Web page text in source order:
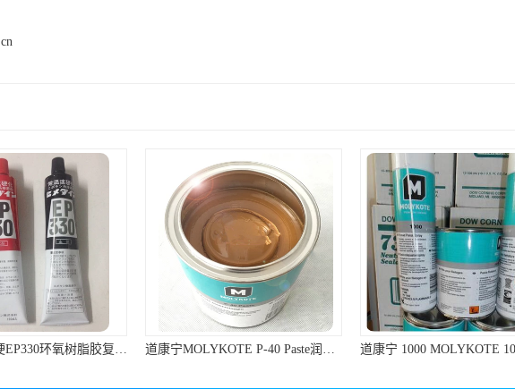
日本施敏打硬EP330环氧树脂胶复合材料黏胶玻璃钢粘结320ML/组 道康宁MOLYKOTE P-40 Paste润滑脂棕色不含金属滑动轴承润滑油膏 道康宁 1000 MOLYKOTE 1000 Paste 螺纹防卡剂 道康宁防卡剂